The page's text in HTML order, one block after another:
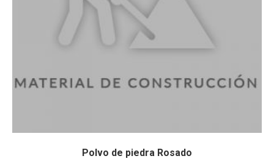
Polvo de piedra Rosado